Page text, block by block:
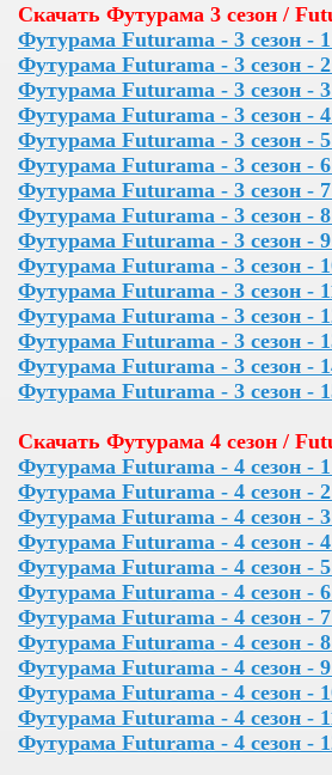
Скачать Футурама 3 сезон /
Футурама Futurama - 3 сезон -
Футурама Futurama - 3 сезон -
Футурама Futurama - 3 сезон -
Футурама Futurama - 3 сезон -
Футурама Futurama - 3 сезон -
Футурама Futurama - 3 сезон -
Футурама Futurama - 3 сезон -
Футурама Futurama - 3 сезон -
Футурама Futurama - 3 сезон -
Футурама Futurama - 3 сезон -
Футурама Futurama - 3 сезон -
Футурама Futurama - 3 сезон -
Футурама Futurama - 3 сезон -
Футурама Futurama - 3 сезон -
Футурама Futurama - 3 сезон -
Скачать Футурама 4 сезон /
Футурама Futurama - 4 сезон -
Футурама Futurama - 4 сезон -
Футурама Futurama - 4 сезон -
Футурама Futurama - 4 сезон -
Футурама Futurama - 4 сезон -
Футурама Futurama - 4 сезон -
Футурама Futurama - 4 сезон -
Футурама Futurama - 4 сезон -
Футурама Futurama - 4 сезон -
Футурама Futurama - 4 сезон -
Футурама Futurama - 4 сезон -
Футурама Futurama - 4 сезон -